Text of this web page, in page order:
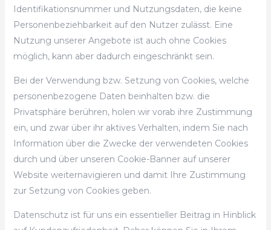
Identifikationsnummer und Nutzungsdaten, die keine
Personenbeziehbarkeit auf den Nutzer zulässt. Eine
Nutzung unserer Angebote ist auch ohne Cookies
möglich, kann aber dadurch eingeschränkt sein.
Bei der Verwendung bzw. Setzung von Cookies, welche
personenbezogene Daten beinhalten bzw. die
Privatsphäre berühren, holen wir vorab ihre Zustimmung
ein, und zwar über ihr aktives Verhalten, indem Sie nach
Information über die Zwecke der verwendeten Cookies
durch und über unseren Cookie-Banner auf unserer
Website weiternavigieren und damit Ihre Zustimmung
zur Setzung von Cookies geben.
Datenschutz ist für uns ein essentieller Beitrag in Hinblick